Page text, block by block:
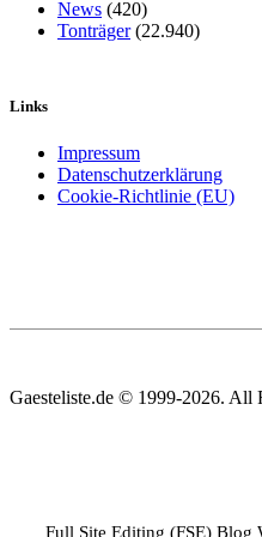
News (420)
Tonträger(22.940)
Links
Impressum
Datenschutzerklärung
Cookie-Richtlinie (EU)
Gaesteliste.de © 1999-2026. All
Full Site Editing (FSE) Blog